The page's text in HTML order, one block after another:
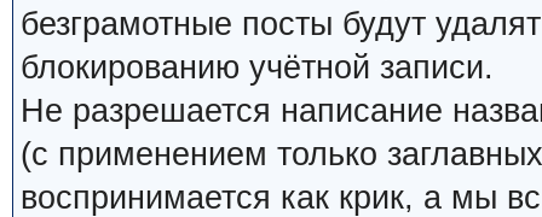
безграмотные посты будут
блокированию учётной записи.
Не разрешается написание
(с применением только
воспринимается как крик, а мы